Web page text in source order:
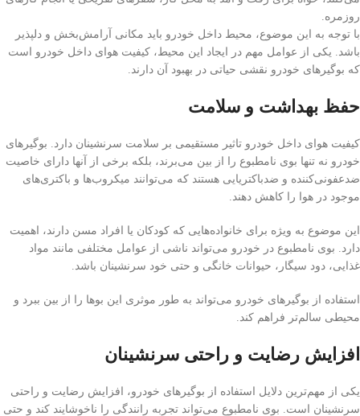
روزمره.
با توجه به این موضوع، محیط داخل خودرو باید مکانی آرامش‌بخش و دلپذیر
باشد. یکی از عوامل مهم در ایجاد این محیط، کیفیت هوای داخل خودرو است
که بوگیرهای خودرو نقشی حیاتی در بهبود آن دارند.
حفظ بهداشت و سلامت
کیفیت هوای داخل خودرو تاثیر مستقیمی بر سلامت سرنشینان دارد. بوگیرهای
خودرو نه تنها بوی نامطبوع را از بین می‌برند، بلکه برخی از آنها دارای خاصیت
ضدعفونی‌کننده و ضدباکتریایی هستند که می‌توانند میکروب‌ها و باکتری‌های
موجود در هوا را کاهش دهند.
این موضوع به ویژه برای خانواده‌هایی که کودکان یا افراد مسن دارند، اهمیت
دارد. بوی نامطبوع در خودرو می‌تواند ناشی از عوامل مختلفی مانند مواد
غذایی، دود سیگار، حیوانات خانگی و حتی خود سرنشینان باشد.
استفاده از بوگیرهای خودرو می‌تواند به طور موثری این بوها را از بین ببرد و
محیطی سالم‌تر فراهم کند.
افزایش رضایت و راحتی سرنشینان
یکی از مهم‌ترین دلایل استفاده از بوگیرهای خودرو، افزایش رضایت و راحتی
سرنشینان است. بوی نامطبوع می‌تواند تجربه رانندگی را ناخوشایند کند و حتی